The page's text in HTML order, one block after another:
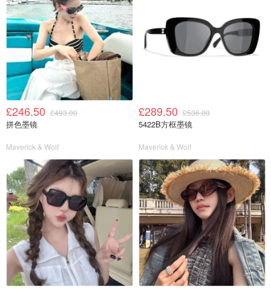
£246.50 £493.00
拼色墨镜
Maverick & Wolf
£289.50 £536.00
5422B方框墨镜
Maverick & Wolf